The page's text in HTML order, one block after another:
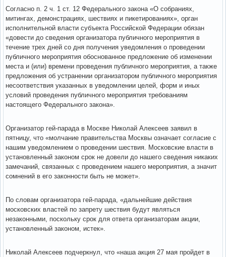
Согласно п. 2 ч. 1 ст. 12 Федерального закона «О собраниях,
митингах, демонстрациях, шествиях и пикетированиях», орган
исполнительной власти субъекта Российской Федерации обязан
«довести до сведения организатора публичного мероприятия в
течение трех дней со дня получения уведомления о проведении
публичного мероприятия обоснованное предложение об изменении
места и (или) времени проведения публичного мероприятия, а также
предложения об устранении организатором публичного мероприятия
несоответствия указанных в уведомлении целей, форм и иных
условий проведения публичного мероприятия требованиям
настоящего Федерального закона».
Организатор гей-парада в Москве Николай Алексеев заявил в
пятницу, что «молчание правительства Москвы означает согласие с
нашим уведомлением о проведении шествия. Московские власти в
установленный законом срок не довели до нашего сведения никаких
замечаний, связанных с проведением нашего мероприятия, а значит
сомнений в его законности быть не может».
По словам организатора гей-парада, «дальнейшие действия
московских властей по запрету шествия будут являться
незаконными, поскольку срок для ответа организаторам акции,
установленный законом, истек».
Николай Алексеев подчеркнул, что «наша акция 27 мая пройдет в